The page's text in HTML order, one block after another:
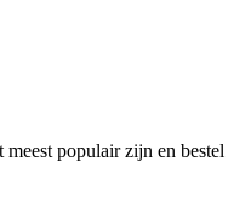
populair zijn en bestel